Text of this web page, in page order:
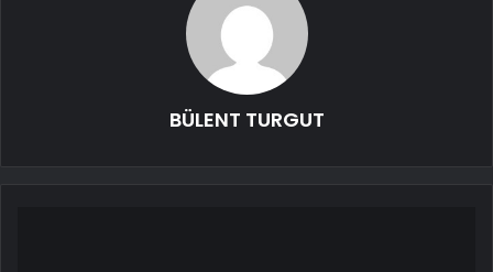
BÜLENT TURGUT